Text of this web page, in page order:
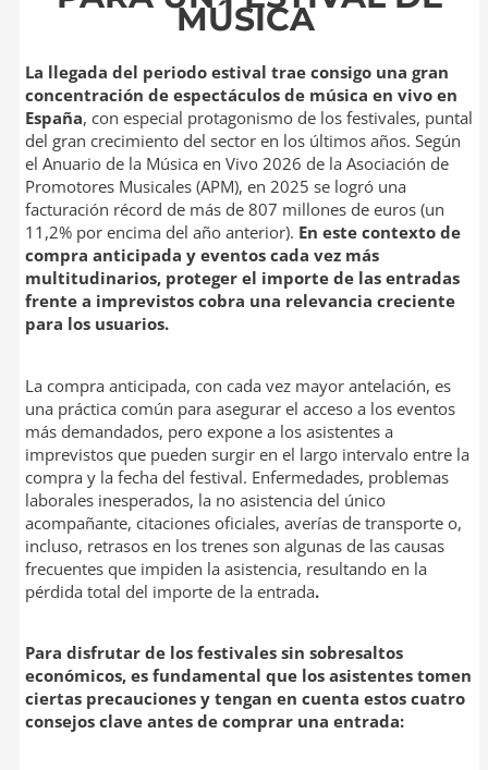
I
t
MÚSICA
La llegada del periodo estival trae consigo una gran
concentración de espectáculos de música en vivo en
España, con especial protagonismo de los festivales, puntal
del gran crecimiento del sector en los últimos años. Según
el Anuario de la Música en Vivo 2026 de la Asociación de
Promotores Musicales (APM), en 2025 se logró una
facturación récord de más de 807 millones de euros (un
11,2% por encima del año anterior). En este contexto de
compra anticipada y eventos cada vez más
multitudinarios, proteger el importe de las entradas
frente a imprevistos cobra una relevancia creciente
para los usuarios.
La compra anticipada, con cada vez mayor antelación, es
una práctica común para asegurar el acceso a los eventos
más demandados, pero expone a los asistentes a
imprevistos que pueden surgir en el largo intervalo entre la
compra y la fecha del festival. Enfermedades, problemas
laborales inesperados, la no asistencia del único
acompañante, citaciones oficiales, averías de transporte o,
incluso, retrasos en los trenes son algunas de las causas
frecuentes que impiden la asistencia, resultando en la
pérdida total del importe de la entrada.
Para disfrutar de los festivales sin sobresaltos
económicos, es fundamental que los asistentes tomen
ciertas precauciones y tengan en cuenta estos cuatro
consejos clave antes de comprar una entrada: